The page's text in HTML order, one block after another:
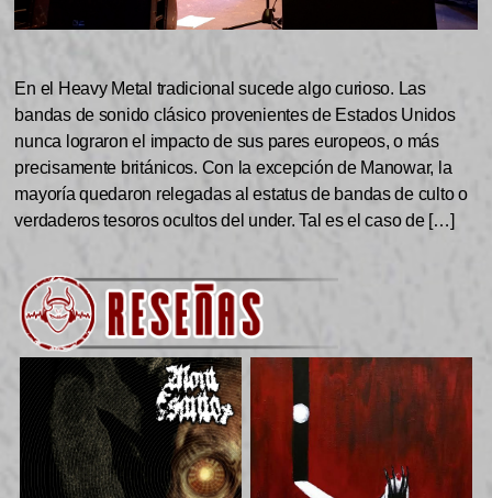
En el Heavy Metal tradicional sucede algo curioso. Las
bandas de sonido clásico provenientes de Estados Unidos
nunca lograron el impacto de sus pares europeos, o más
precisamente británicos. Con la excepción de Manowar, la
mayoría quedaron relegadas al estatus de bandas de culto o
verdaderos tesoros ocultos del under. Tal es el caso de […]